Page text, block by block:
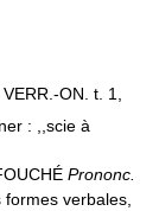
VERR.-ON. t. 1,
: ,,scie à
Prononc.
formes verbales,